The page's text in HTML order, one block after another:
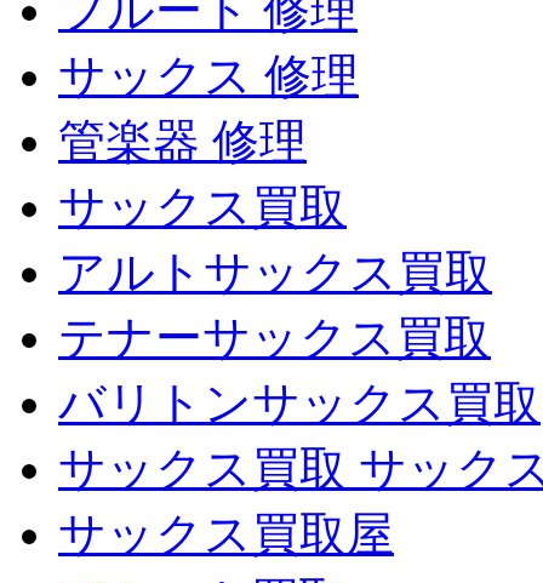
フルート 修理
サックス 修理
管楽器 修理
サックス買取
アルトサックス買取
テナーサックス買取
バリトンサックス買取
サックス買取 サック
サックス買取屋